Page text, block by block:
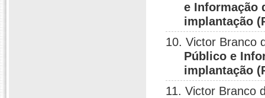
e Informação
implantação
10. Victor Branco
Público e
implantação
11. Victor Branco